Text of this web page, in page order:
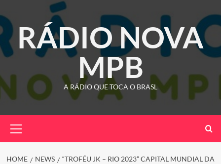
to
contentRÁDIO NOVA
MPB
A RÁDIO QUE TOCA O BRASL
Menu
HOME NEWS
“TROFÉU JK – RIO 2023” CAPITAL MUNDIAL DA